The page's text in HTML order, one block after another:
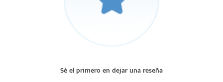
Sé el primero en dejar una reseña